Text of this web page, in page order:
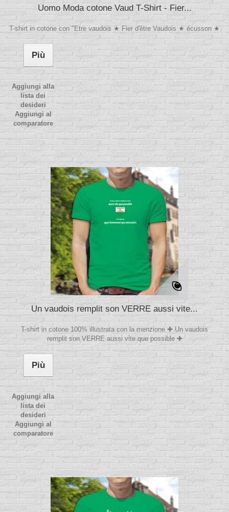
Uomo Moda cotone Vaud T-Shirt - Fier...
T-shirt in cotone con "Etre vaudois ★ Fier d'être Vaudois ★ écusson ★
Più
Aggiungi alla
lista dei
desideri
Aggiungi al
comparatore
Un vaudois remplit son VERRE aussi vite...
T-shirt in cotone 100% illustrata con la menzione ✚ Un vaudois
remplit son VERRE aussi vite que possible ✚
Più
Aggiungi alla
lista dei
desideri
Aggiungi al
comparatore